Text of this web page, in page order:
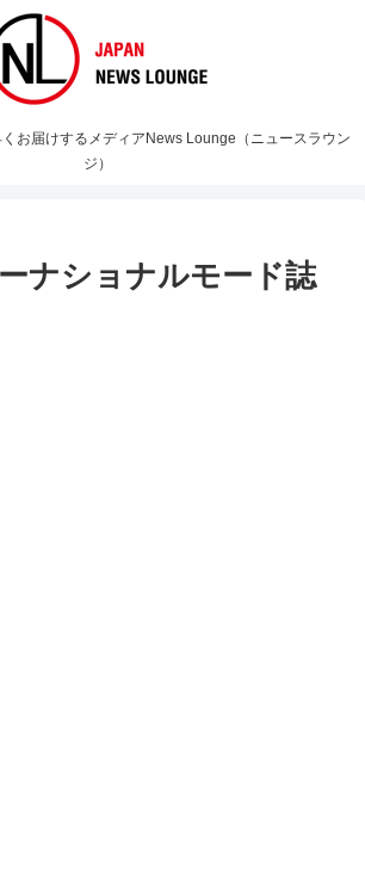
お届けするメディアNews Lounge（ニュースラウン
ジ）
ナショナルモード誌